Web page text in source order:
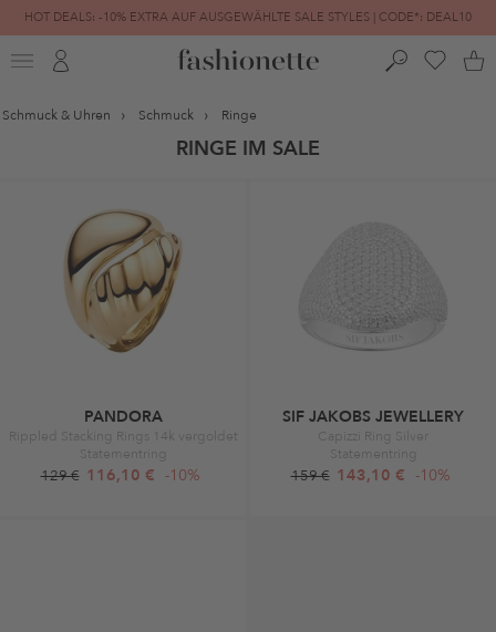
HOT DEALS: -10% EXTRA AUF AUSGEWÄHLTE SALE STYLES | CODE*: DEAL10
FINAL SALE | BIS ZU -80% REDUZIERT
Schmuck & Uhren Schmuck Ringe
RINGE IM SALE
PANDORA
Rippled Stacking Rings 14k vergoldet
Statementring
129 € 116,10 € -10%
SIF JAKOBS JEWELLERY
Capizzi Ring Silver
Statementring
159 € 143,10 € -10%